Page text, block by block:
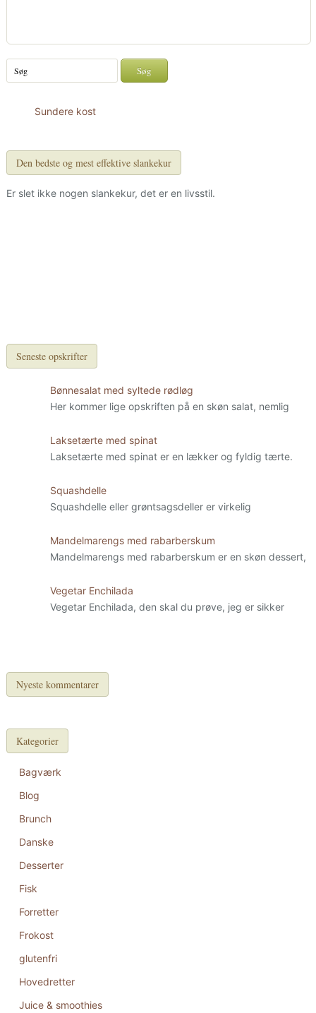
Sundere kost
Den bedste og mest effektive slankekur
Er slet ikke nogen slankekur, det er en livsstil.
Seneste opskrifter
Bønnesalat med syltede rødløg
Her kommer lige opskriften på en skøn salat, nemlig
Laksetærte med spinat
Laksetærte med spinat er en lækker og fyldig tærte.
Squashdelle
Squashdelle eller grøntsagsdeller er virkelig
Mandelmarengs med rabarberskum
Mandelmarengs med rabarberskum er en skøn dessert,
Vegetar Enchilada
Vegetar Enchilada, den skal du prøve, jeg er sikker
Nyeste kommentarer
Kategorier
Bagværk
Blog
Brunch
Danske
Desserter
Fisk
Forretter
Frokost
glutenfri
Hovedretter
Juice & smoothies